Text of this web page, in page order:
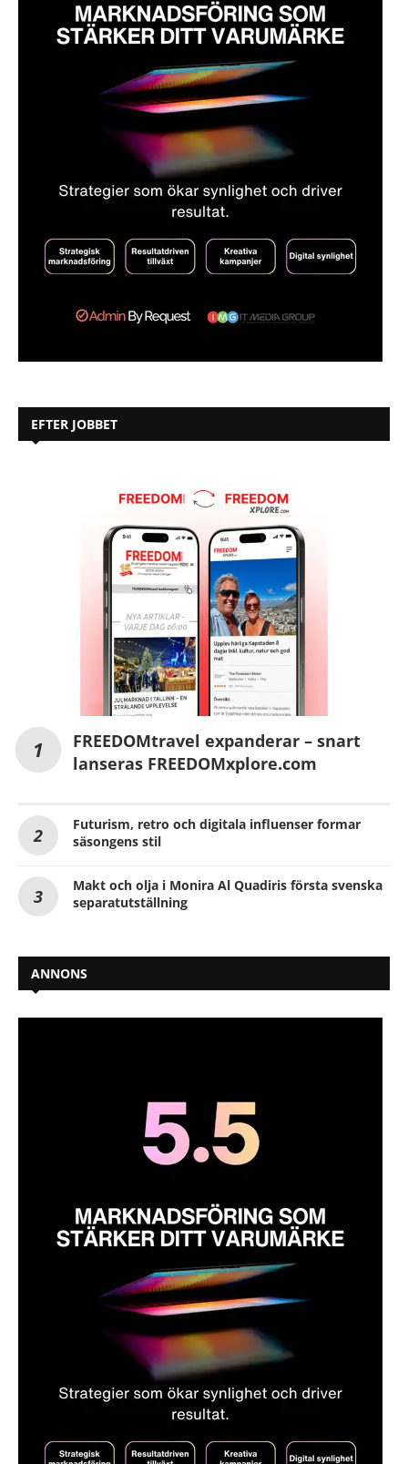
EFTER JOBBET
FREEDOMtravel expanderar – snart
lanseras FREEDOMxplore.com
Futurism, retro och digitala influenser formar
säsongens stil
Makt och olja i Monira Al Quadiris första svenska
separatutställning
ANNONS